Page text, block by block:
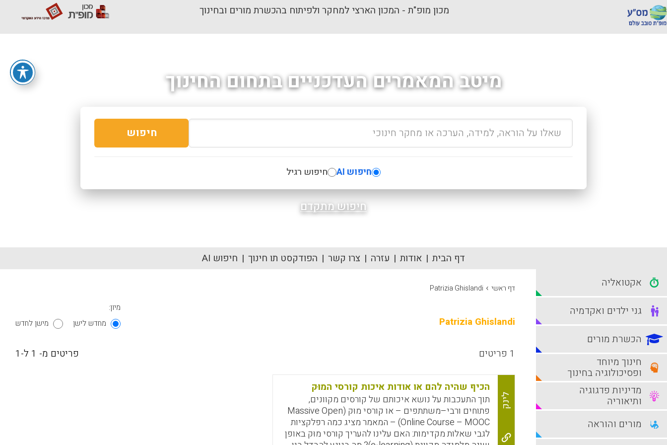
מכון מופ"ת - המכון הארצי למחקר ולפיתוח בהכשרת מורים ובחינוך
מיטב המאמרים העדכניים בתחום החינוך
חיפוש
חיפוש AI חיפוש רגיל
חיפוש מתקדם
דף הבית אודות עזרה צרו קשר הפודקסט תו חינוך חיפוש AI
דף ראשי ›
Patrizia Ghislandi
Patrizia Ghislandi
מיון:
מחדש לישן
מישן לחדש
1 פריטים פריטים מ- 1 ל-1
לינק
הכיף שהיה להם או אודות איכות קורסי המוּק
תוך התעכבות על נושא איכותם של קורסים מקוונים,
פתוחים ורבי–משתתפים – או קורסי מוּק (Massive Open
Online Course – MOOC) – המאמר מציג כמה רפלקציות
לגבי שאלות מקדימות: האם עלינו להעריך קורסי מוּק באופן
אקטואליה
גני ילדים ואקדמיה
הכשרת מורים
חינוך מיוחד
ופסיכולוגיה בחינוך
מדיניות פדגוגיה
ותיאוריה
מורים והוראה